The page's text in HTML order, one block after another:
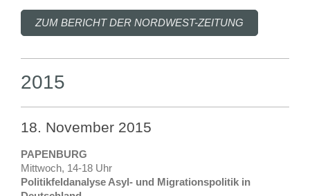
ZUM BERICHT DER NORDWEST-ZEITUNG
2015
18. November 2015
PAPENBURG
Mittwoch, 14-18 Uhr
Politikfeldanalyse Asyl- und Migrationspolitik in